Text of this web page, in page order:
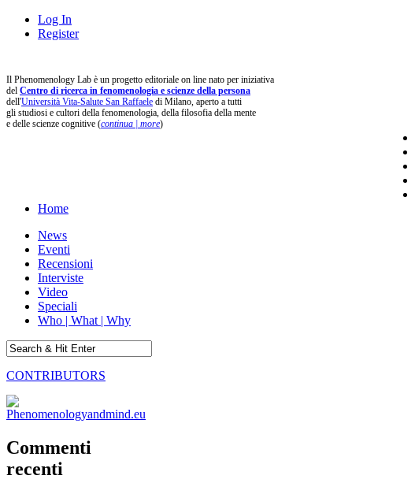
Log In
Register
Il Phenomenology Lab è un progetto editoriale on line nato per iniziativa
del Centro di ricerca in fenomenologia e scienze della persona
dell'Università Vita-Salute San Raffaele di Milano, aperto a tutti
gli studiosi e cultori della fenomenologia, della filosofia della mente
e delle scienze cognitive (continua | more)
Home
News
Eventi
Recensioni
Interviste
Video
Speciali
Who | What | Why
CONTRIBUTORS
Commenti
recenti